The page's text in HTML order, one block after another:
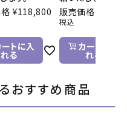
¥118,800
トに入
れる
販売価格
税込
カートに入
れる
おすすめ商品